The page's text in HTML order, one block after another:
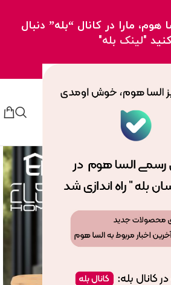
هوم، مارا در کانال “بله” دنبال
"لینک بله"